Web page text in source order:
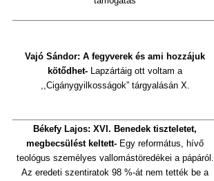
Vajó Sándor: A fegyverek és ami hozzájuk
kötődhet- Lapzártáig ott voltam a
,,Cigánygyilkosságok” tárgyalásán X.
Békefy Lajos: XVI. Benedek tiszteletet,
megbecsülést keltett- Egy református, hívő
teológus személyes vallomástöredékei a pápáról.
Az eredeti szentiratok 98 %-át nem tették be a